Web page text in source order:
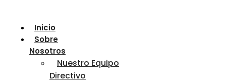
Inicio
Sobre
Nosotros
Nuestro Equipo
Directivo